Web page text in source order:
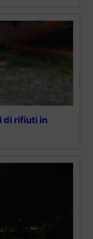
di rifiuti in